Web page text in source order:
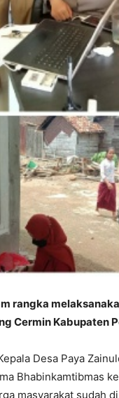
rangka
Cermin Kabupaten
Desa Paya
Bhabinkamtibmas
masyarakat sudah